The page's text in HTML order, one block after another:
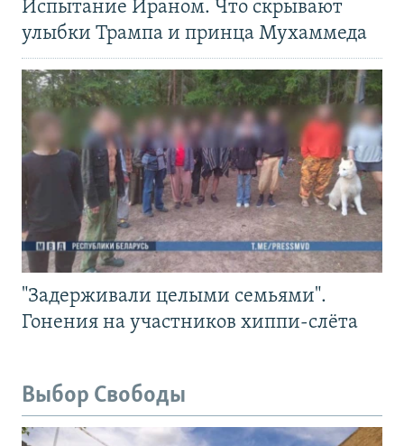
Испытание Ираном. Что скрывают
улыбки Трампа и принца Мухаммеда
"Задерживали целыми семьями".
Гонения на участников хиппи-слёта
Выбор Свободы